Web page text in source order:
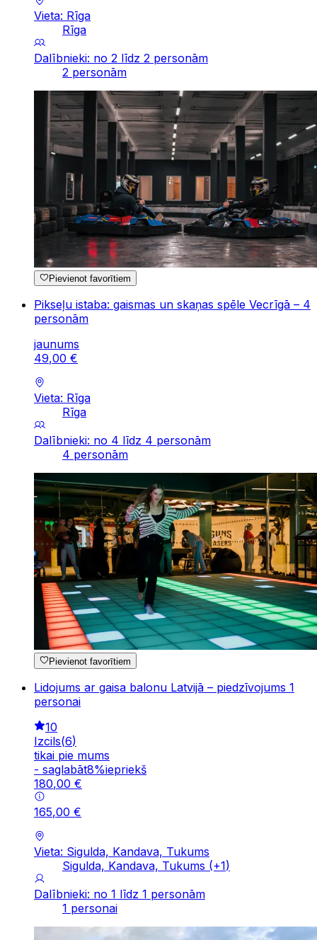
Vieta: Rīga
Rīga
Dalībnieki: no 2 līdz 2 personām
2 personām
Pievienot favorītiem
Pikseļu istaba: gaismas un skaņas spēle Vecrīgā – 4
personām
jaunums
49,00 €
Vieta: Rīga
Rīga
Dalībnieki: no 4 līdz 4 personām
4 personām
Pievienot favorītiem
Lidojums ar gaisa balonu Latvijā – piedzīvojums 1
personai
10
Izcils(6)
tikai pie mums
- saglabāt8%iepriekš
180,00 €
165,00 €
Vieta: Sigulda, Kandava, Tukums
Sigulda, Kandava, Tukums (+1)
Dalībnieki: no 1 līdz 1 personām
1 personai